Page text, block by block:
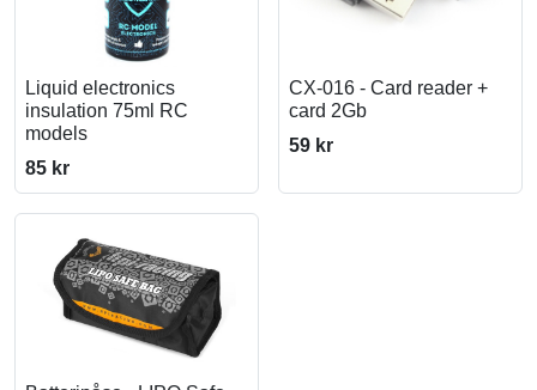
Liquid electronics
insulation 75ml RC
models
85 kr
CX-016 - Card reader +
card 2Gb
59 kr